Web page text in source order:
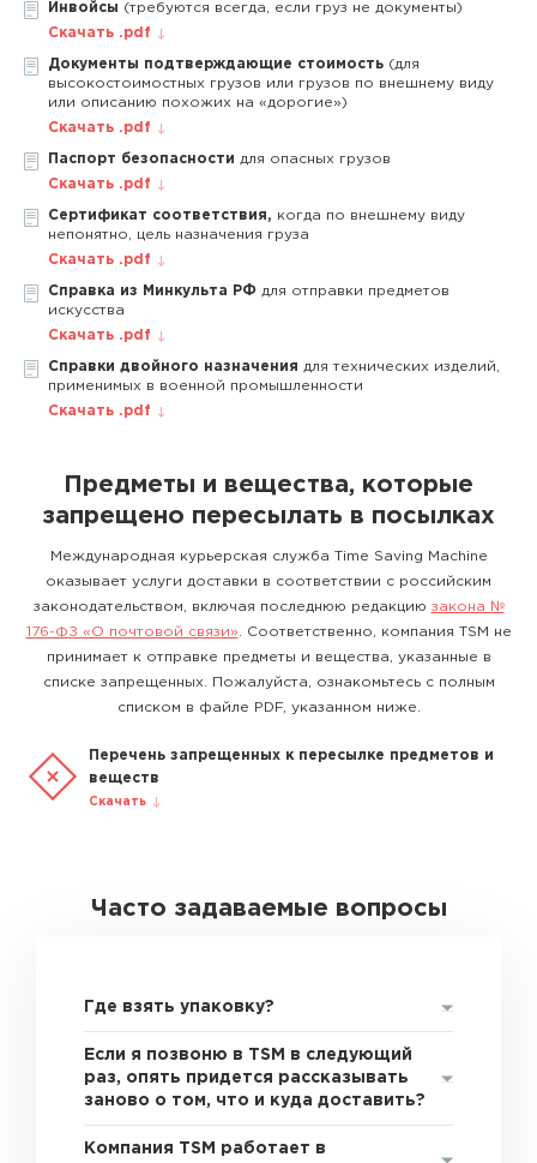
Инвойсы (требуются всегда, если груз не документы)
Скачать .pdf
Документы подтверждающие стоимость (для
высокостоимостных грузов или грузов по внешнему виду
или описанию похожих на «дорогие»)
Скачать .pdf
Паспорт безопасности для опасных грузов
Скачать .pdf
Сертификат соответствия, когда по внешнему виду
непонятно, цель назначения груза
Скачать .pdf
Справка из Минкульта РФ для отправки предметов
искусства
Скачать .pdf
Справки двойного назначения для технических изделий,
применимых в военной промышленности
Скачать .pdf
Предметы и вещества, которые
запрещено пересылать в посылках
Международная курьерская служба Time Saving Machine
оказывает услуги доставки в соответствии с российским
законодательством, включая последнюю редакцию закона №
176-ФЗ «О почтовой связи» . Соответственно, компания TSM не
принимает к отправке предметы и вещества, указанные в
списке запрещенных. Пожалуйста, ознакомьтесь с полным
списком в файле PDF, указанном ниже.
Перечень запрещенных к пересылке предметов и
веществ
Скачать
Часто задаваемые вопросы
Где взять упаковку?
Если я позвоню в TSM в следующий
раз, опять придется рассказывать
заново о том, что и куда доставить?
Компания TSM работает в